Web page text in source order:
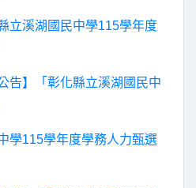
立溪湖國民中學115學年度
告】「彰化縣立溪湖國民中
學115學年度學務人力甄選